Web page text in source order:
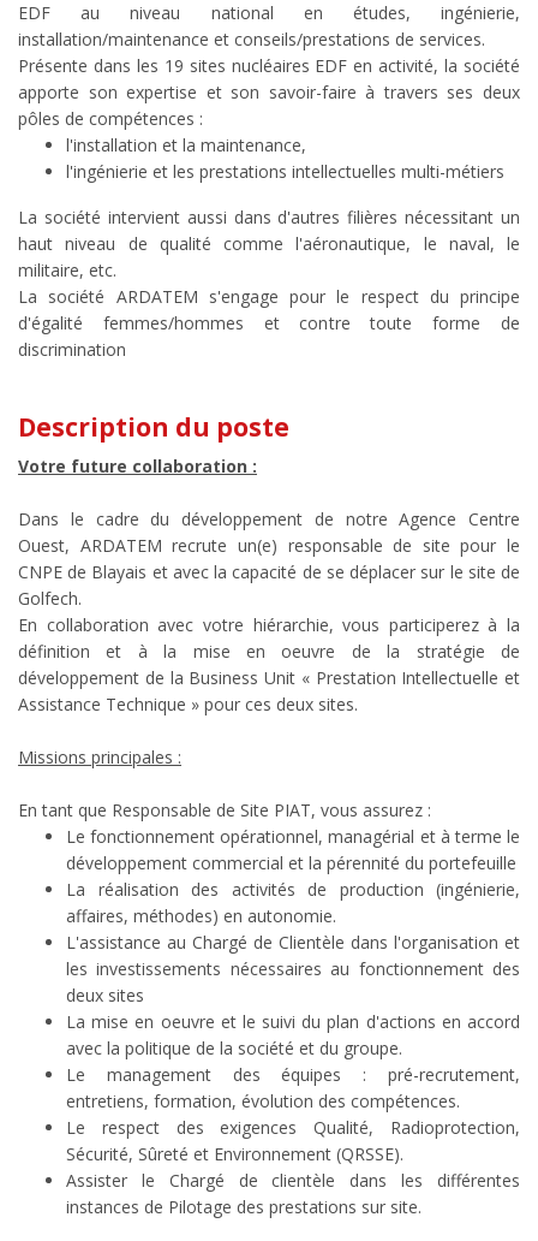
EDF au niveau national en études, ingénierie,
installation/maintenance et conseils/prestations de services.
Présente dans les 19 sites nucléaires EDF en activité, la société
apporte son expertise et son savoir-faire à travers ses deux
pôles de compétences :
l'installation et la maintenance,
l'ingénierie et les prestations intellectuelles multi-métiers
La société intervient aussi dans d'autres filières nécessitant un
haut niveau de qualité comme l'aéronautique, le naval, le
militaire, etc.
La société ARDATEM s'engage pour le respect du principe
d'égalité femmes/hommes et contre toute forme de
discrimination
Description du poste
Votre future collaboration :
Dans le cadre du développement de notre Agence Centre
Ouest, ARDATEM recrute un(e) responsable de site pour le
CNPE de Blayais et avec la capacité de se déplacer sur le site de
Golfech.
En collaboration avec votre hiérarchie, vous participerez à la
définition et à la mise en oeuvre de la stratégie de
développement de la Business Unit « Prestation Intellectuelle et
Assistance Technique » pour ces deux sites.
Missions principales :
En tant que Responsable de Site PIAT, vous assurez :
Le fonctionnement opérationnel, managérial et à terme le
développement commercial et la pérennité du portefeuille
La réalisation des activités de production (ingénierie,
affaires, méthodes) en autonomie.
L'assistance au Chargé de Clientèle dans l'organisation et
les investissements nécessaires au fonctionnement des
deux sites
La mise en oeuvre et le suivi du plan d'actions en accord
avec la politique de la société et du groupe.
Le management des équipes : pré-recrutement,
entretiens, formation, évolution des compétences.
Le respect des exigences Qualité, Radioprotection,
Sécurité, Sûreté et Environnement (QRSSE).
Assister le Chargé de clientèle dans les différentes
instances de Pilotage des prestations sur site.